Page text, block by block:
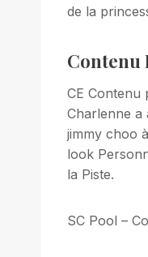
de la
Contenu
CE Contenu
Charlenne a
jimmy choo
look
la Piste.
SC Pool –